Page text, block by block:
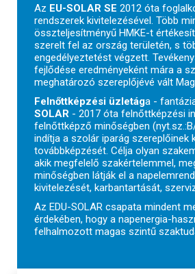
Az EU-SOLAR SE 2012 óta
rendszerek kivitelezésével. Több
összteljesítményű HMKE-t
szerelt fel az ország területén, s
engedélyeztetést végzett.
fejlődése eredményeként mára a
meghatározó szereplőjévé vált
Felnőttképzési üzletága -
SOLAR - 2017 óta felnőttképzési
felnőttképző minőségben
indítja a szolár iparág szereplőinek
továbbképzését. Célja olyan
akik megfelelő szakértelemmel,
minőségben látják el a
kivitelezését, karbantartását,
Az EDU-SOLAR csapata mindent
érdekében, hogy a napenergia-
felhalmozott magas szintű